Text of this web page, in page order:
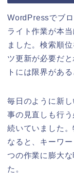
WordPressでブ
ライト作業が本
ました。検索順
ツ更新が必要だ
トには限界があ
毎日のように新
事の見直しも行
続いていました
なると、キーワ
つの作業に膨大
た。